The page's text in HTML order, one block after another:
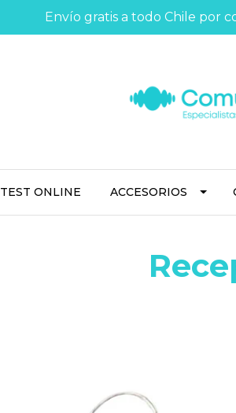
Envío gratis a todo Chile por
TEST ONLINE ACCESORIOS